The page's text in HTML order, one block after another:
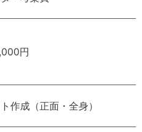
円
作成（正面・全身）